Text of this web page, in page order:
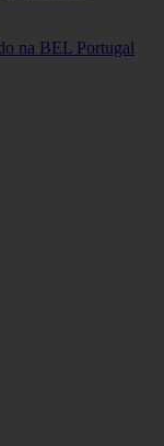
na BEL Portugal